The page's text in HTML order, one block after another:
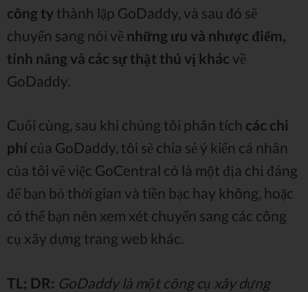
công ty thành lập GoDaddy, và sau đó sẽ
chuyển sang nói về những ưu và nhược điểm,
tính năng và các sự thật thú vị khác về
GoDaddy.
Cuối cùng, sau khi chúng tôi phân tích các chi
phí của GoDaddy, tôi sẽ chia sẻ ý kiến ​​cá nhân
của tôi về việc GoCentral có là một địa chỉ đáng
để bạn bỏ thời gian và tiền bạc hay không, hoặc
có thể bạn nên xem xét chuyển sang các công
cụ xây dựng trang web khác.
TL; DR: GoDaddy là một công cụ xây dựng